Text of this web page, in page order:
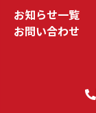
お知らせ⼀覧
お問い合わせ